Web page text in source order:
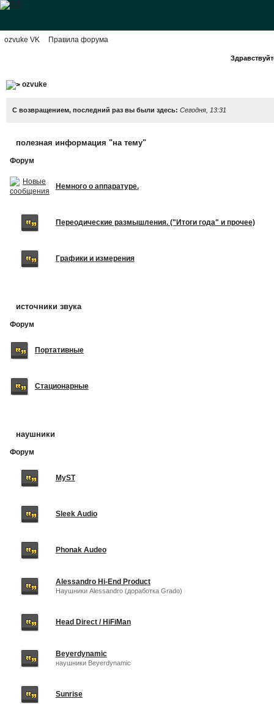
ozvuke VK Правила форума
ozvuke
С возвращением, последний раз вы были здесь: Сегодня, 13:31
полезная информация "на тему"
Форум
Немного о аппаратуре.
Переодические размышления. ("Итоги года" и прочее)
Графики и измерения
источники звука
Форум
Портативные
Стационарные
наушники
Форум
MyST
Sleek Audio
Phonak Audeo
Alessandro Hi-End Product
Наушники Alessandro (доработка Grado)
Head Direct / HiFiMan
Beyerdynamic
наушники Beyerdynamic
Sunrise